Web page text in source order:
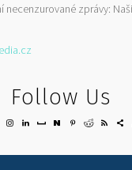
necenzurované zprávy:
Follow Us